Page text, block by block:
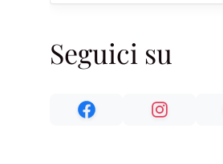
Seguici su